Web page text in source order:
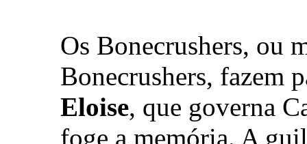
Os Bonecrushers, ou
Bonecrushers, fazem
Eloise, que governa
foge a memória. A